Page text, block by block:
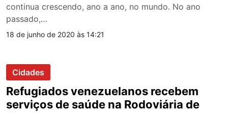
continua crescendo, ano a ano, no mundo. No ano
passado,…
18 de junho de 2020 às 14:21
Cidades
Refugiados venezuelanos recebem
serviços de saúde na Rodoviária de